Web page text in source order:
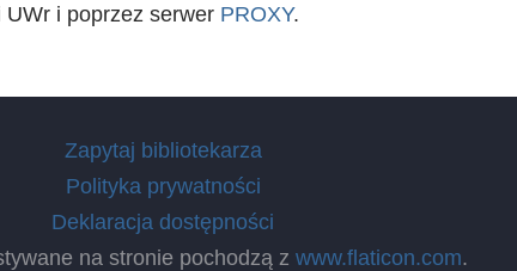
i poprzez serwer PROXY.
Zapytaj bibliotekarza
Polityka prywatności
Deklaracja dostępności
na stronie pochodzą z www.flaticon.com.